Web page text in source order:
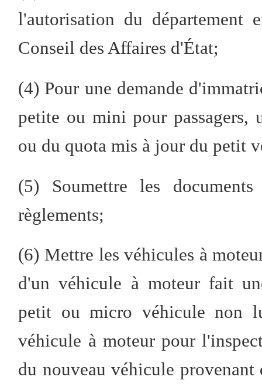
l'autorisation du département
Conseil des Affaires d'État;
(4) Pour une demande
petite ou mini pour
ou du quota mis à jour du petit
(5) Soumettre les
règlements;
(6) Mettre les véhicules à
d'un véhicule à moteur fait
petit ou micro véhicule non
véhicule à moteur pour
du nouveau véhicule